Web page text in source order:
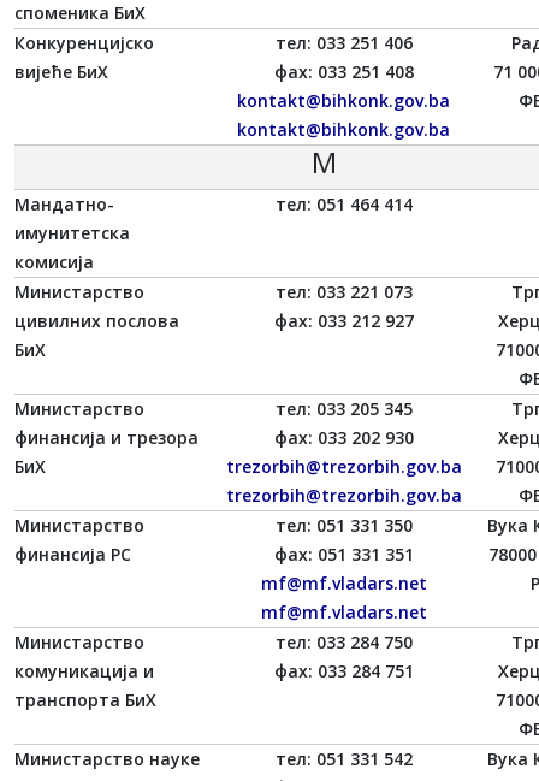
споменика БиХ
Конкуренцијско
вијеће БиХ
тел: 033 251 406
фаx: 033 251 408
kontakt@bihkonk.gov.ba
kontakt@bihkonk.gov.ba
71
М
Мандатно-
имунитетска
комисија
тел: 051 464 414
Министарство
цивилних послова
БиХ
тел: 033 221 073
фаx: 033 212 927
Министарство
финансија и трезора
БиХ
тел: 033 205 345
фаx: 033 202 930
trezorbih@trezorbih.gov.ba
trezorbih@trezorbih.gov.ba
Министарство
финансија РС
тел: 051 331 350
фаx: 051 331 351
mf@mf.vladars.net
mf@mf.vladars.net
Вука
Министарство
комуникација и
транспорта БиХ
тел: 033 284 750
фаx: 033 284 751
Министарство науке
тел: 051 331 542
Вука